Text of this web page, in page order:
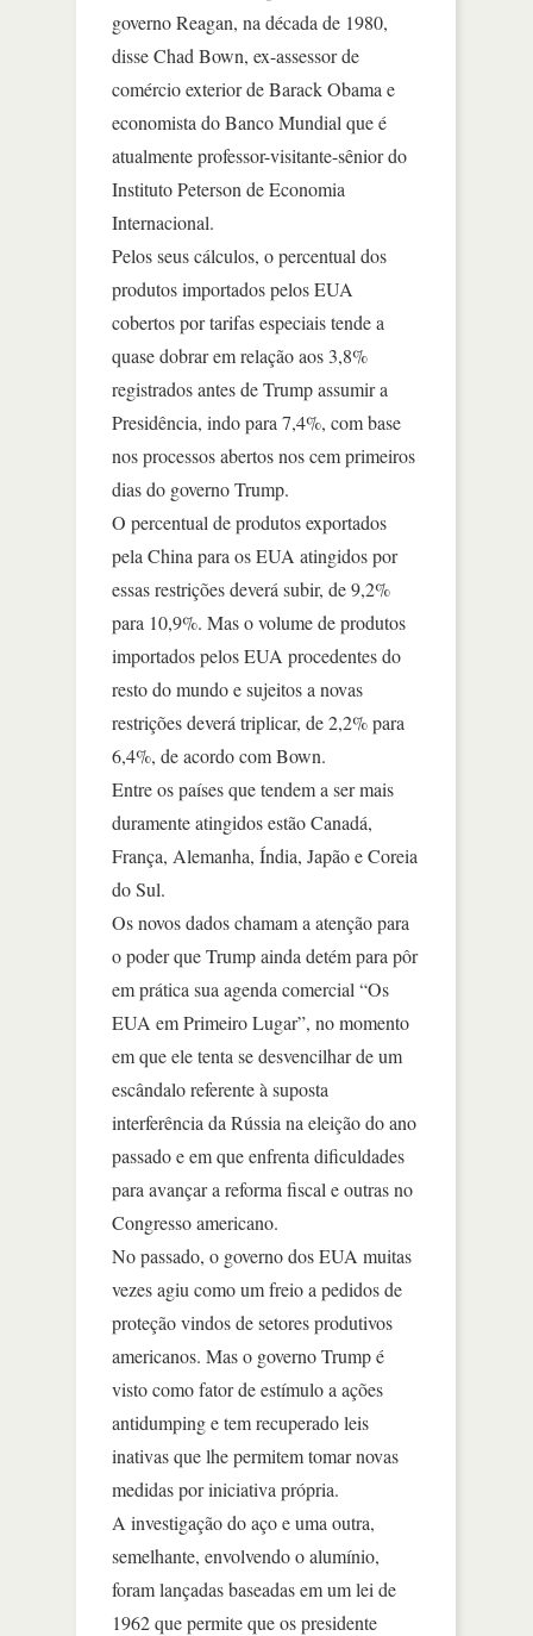
governo Reagan, na década de 1980,
disse Chad Bown, ex-assessor de
comércio exterior de Barack Obama e
economista do Banco Mundial que é
atualmente professor-visitante-sênior do
Instituto Peterson de Economia
Internacional.
Pelos seus cálculos, o percentual dos
produtos importados pelos EUA
cobertos por tarifas especiais tende a
quase dobrar em relação aos 3,8%
registrados antes de Trump assumir a
Presidência, indo para 7,4%, com base
nos processos abertos nos cem primeiros
dias do governo Trump.
O percentual de produtos exportados
pela China para os EUA atingidos por
essas restrições deverá subir, de 9,2%
para 10,9%. Mas o volume de produtos
importados pelos EUA procedentes do
resto do mundo e sujeitos a novas
restrições deverá triplicar, de 2,2% para
6,4%, de acordo com Bown.
Entre os países que tendem a ser mais
duramente atingidos estão Canadá,
França, Alemanha, Índia, Japão e Coreia
do Sul.
Os novos dados chamam a atenção para
o poder que Trump ainda detém para pôr
em prática sua agenda comercial “Os
EUA em Primeiro Lugar”, no momento
em que ele tenta se desvencilhar de um
escândalo referente à suposta
interferência da Rússia na eleição do ano
passado e em que enfrenta dificuldades
para avançar a reforma fiscal e outras no
Congresso americano.
No passado, o governo dos EUA muitas
vezes agiu como um freio a pedidos de
proteção vindos de setores produtivos
americanos. Mas o governo Trump é
visto como fator de estímulo a ações
antidumping e tem recuperado leis
inativas que lhe permitem tomar novas
medidas por iniciativa própria.
A investigação do aço e uma outra,
semelhante, envolvendo o alumínio,
foram lançadas baseadas em um lei de
1962 que permite que os presidente